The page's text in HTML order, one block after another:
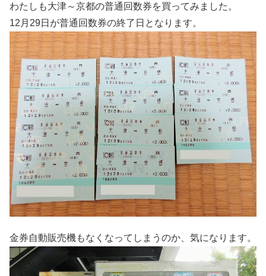
わたしも大津～京都の普通回数券を買ってみました。
12月29日が普通回数券の終了日となります。
金券自動販売機もなくなってしまうのか、気になります。